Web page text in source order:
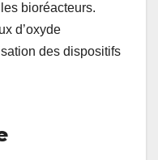
bioréacteurs.
d’oxyde
des dispositifs